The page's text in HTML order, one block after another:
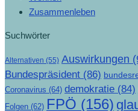
Zusammenleben
Suchwörter
Alternativen (55) Auswirkungen
Bundespräsident (86)
Coronavirus (64) demokratie (84)
Folgen (62) FPÖ (156)